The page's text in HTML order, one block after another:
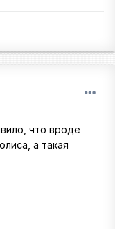
что вроде
а такая